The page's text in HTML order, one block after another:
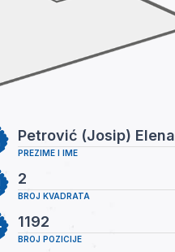
PREZIME I IME
Petrović (Josip) Elena
BROJ KVADRATA
2
BROJ POZICIJE
1192